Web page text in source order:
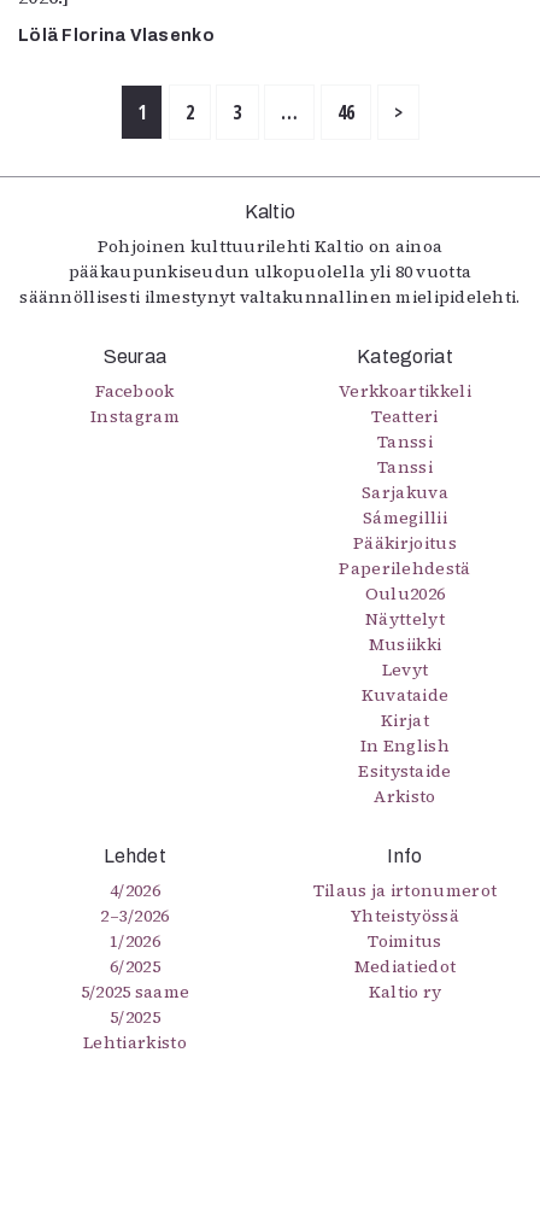
Lölä Florina Vlasenko
1 2 3 … 46 >
Kaltio
Pohjoinen kulttuurilehti Kaltio on ainoa
pääkaupunkiseudun ulkopuolella yli 80 vuotta
säännöllisesti ilmestynyt valtakunnallinen mielipidelehti.
Seuraa
Facebook
Instagram
Kategoriat
Verkkoartikkeli
Teatteri
Tanssi
Tanssi
Sarjakuva
Sámegillii
Pääkirjoitus
Paperilehdestä
Oulu2026
Näyttelyt
Musiikki
Levyt
Kuvataide
Kirjat
In English
Esitystaide
Arkisto
Lehdet
4/2026
2–3/2026
1/2026
6/2025
5/2025 saame
5/2025
Lehtiarkisto
Info
Tilaus ja irtonumerot
Yhteistyössä
Toimitus
Mediatiedot
Kaltio ry